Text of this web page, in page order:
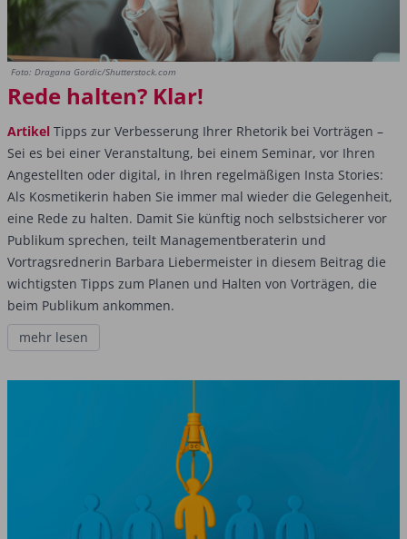
Foto: Dragana Gordic/Shutterstock.com
Rede halten? Klar!
Artikel Tipps zur Verbesserung Ihrer Rhetorik bei Vorträgen –
Sei es bei einer Veranstaltung, bei einem Seminar, vor Ihren
Angestellten oder digital, in Ihren regelmäßigen Insta Stories:
Als Kosmetikerin haben Sie immer mal wieder die Gelegenheit,
eine Rede zu halten. Damit Sie künftig noch selbstsicherer vor
Publikum sprechen, teilt Managementberaterin und
Vortragsrednerin Barbara Liebermeister in diesem Beitrag die
wichtigsten Tipps zum Planen und Halten von Vorträgen, die
beim Publikum ankommen.
mehr lesen